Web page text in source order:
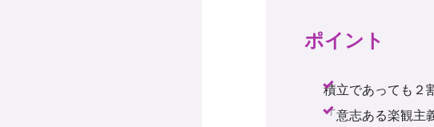
ポイント
積立であっても２
「意志ある楽観主